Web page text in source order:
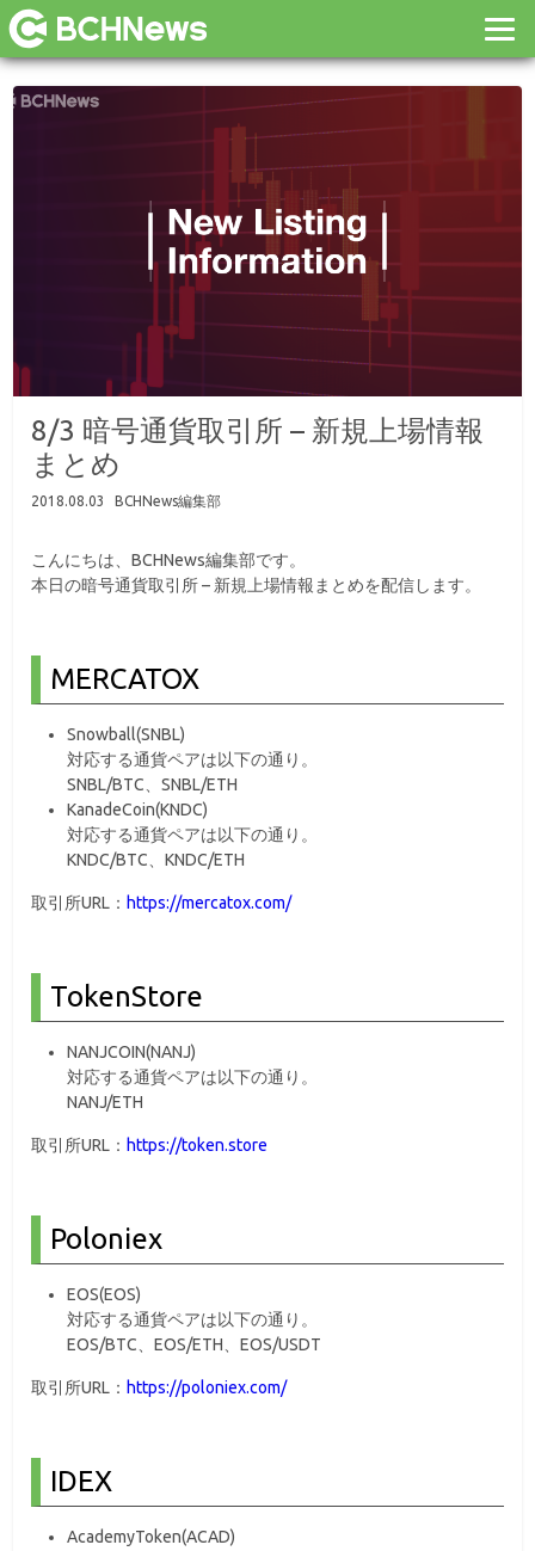
8/3 暗号通貨取引所 – 新規上場情報
まとめ
2018.08.03 BCHNews編集部
こんにちは、BCHNews編集部です。
本日の暗号通貨取引所 – 新規上場情報まとめを配信します。
MERCATOX
Snowball(SNBL)
対応する通貨ペアは以下の通り。
SNBL/BTC、SNBL/ETH
KanadeCoin(KNDC)
対応する通貨ペアは以下の通り。
KNDC/BTC、KNDC/ETH
取引所URL： https://mercatox.com/
TokenStore
NANJCOIN(NANJ)
対応する通貨ペアは以下の通り。
NANJ/ETH
取引所URL： https://token.store
Poloniex
EOS(EOS)
対応する通貨ペアは以下の通り。
EOS/BTC、EOS/ETH、EOS/USDT
取引所URL： https://poloniex.com/
IDEX
AcademyToken(ACAD)